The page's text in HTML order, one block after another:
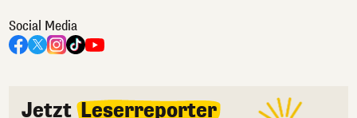
Social Media
Jetzt Leserreporter